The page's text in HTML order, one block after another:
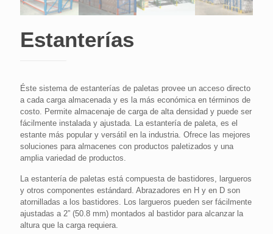
Estanterías
Éste sistema de estanterías de paletas provee un acceso directo
a cada carga almacenada y es la más económica en términos de
costo. Permite almacenaje de carga de alta densidad y puede ser
fácilmente instalada y ajustada. La estantería de paleta, es el
estante más popular y versátil en la industria. Ofrece las mejores
soluciones para almacenes con productos paletizados y una
amplia variedad de productos.
La estantería de paletas está compuesta de bastidores, largueros
y otros componentes estándard. Abrazadores en H y en D son
atornilladas a los bastidores. Los largueros pueden ser fácilmente
ajustadas a 2” (50.8 mm) montados al bastidor para alcanzar la
altura que la carga requiera.